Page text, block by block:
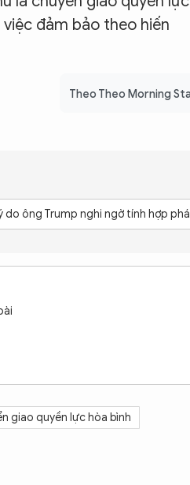
đảm bảo theo hiến
Theo Theo Morning
do ông Trump nghi ngờ tính hợp
giao quyền lực hòa bình